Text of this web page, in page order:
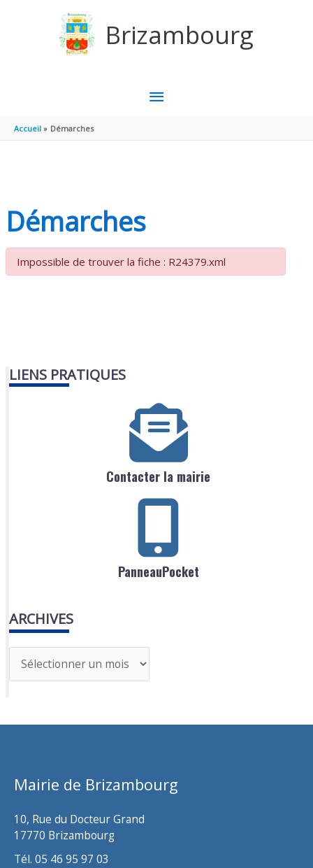
Brizambourg
MENU
Accueil Démarches
Démarches
Impossible de trouver la fiche : R24379.xml
LIENS PRATIQUES
Contacter la mairie
PanneauPocket
ARCHIVES
r
h
Mairie de Brizambourg
10, Rue du Docteur Grand
17770 Brizambourg
Tél. 05 46 95 97 03